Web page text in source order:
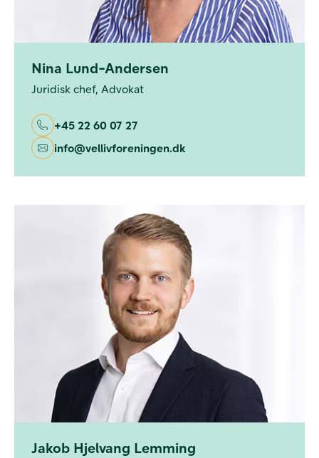
Nina Lund-Andersen
Juridisk chef, Advokat
+45 22 60 07 27
info@vellivforeningen.dk
Jakob Hjelvang Lemming